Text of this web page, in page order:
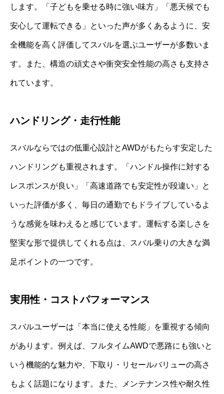
します。「子どもを乗せる時に強い味方」「悪天候でも
安心して運転できる」といった声が多くあるように、安
全機能を高く評価してスバルを選ぶユーザーが多数いま
す。また、構造の頑丈さや衝突安全性能の高さも支持さ
れています。
ハンドリング・走行性能
スバルならではの低重心設計とAWDがもたらす安定した
ハンドリングも重視されます。「ハンドル操作に対する
レスポンスが良い」「高速道路でも安定性が段違い」と
いった評価が多く、毎日の通勤でもドライブしているよ
うな感覚を味わえると感じています。運転する楽しさを
堅実な形で提供してくれる点は、スバル乗りの大きな満
足ポイントの一つです。
実用性・コストパフォーマンス
スバルユーザーは「本当に使える性能」を重視する傾向
があります。例えば、フルタイムAWDで悪路にも強いと
いう機能的な魅力や、下取り・リセールバリューの高さ
もよく話題になります。また、メンテナンス性や耐久性